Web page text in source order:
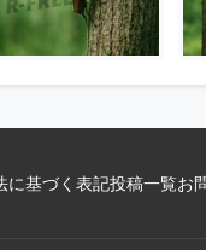
に基づく表記投稿一覧お